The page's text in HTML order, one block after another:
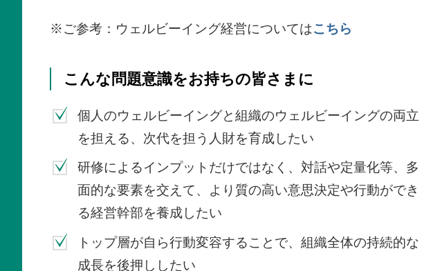
※ご参考：ウェルビーイング経営についてはこちら
こんな問題意識をお持ちの皆さまに
個人のウェルビーイングと組織のウェルビーイングの両立
を担える、次代を担う人財を育成したい
研修によるインプットだけではなく、対話や定量化等、多
面的な要素を交えて、より質の高い意思決定や行動ができ
る経営幹部を養成したい
トップ層が自ら行動変容することで、組織全体の持続的な
成長を後押ししたい